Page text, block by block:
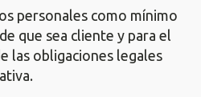
personales como mínimo
que sea cliente y para el
las obligaciones legales